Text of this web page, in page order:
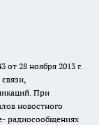
28 ноября 2013 г.
При
новостного
радиосообщениях